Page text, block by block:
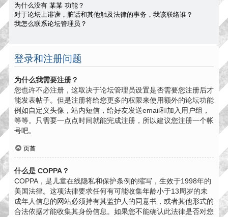
为什么没有 某某 功能？
对于论坛上诽谤，脏话和其他触及法律的事务，我该联络谁？
我怎么联系论坛管理员？
登录和注册问题
为什么我需要注册？
您也许不必注册，这取决于论坛管理员设置是否需要您注册后才
能发表帖子。但是注册将给您更多的权限来使用额外的论坛功能
例如自定义头像，站内短信，给好友发送email和加入用户组，
等等。只需要一点点时间就能完成注册，所以建议您注册一个帐
号吧。
页首
什么是 COPPA？
COPPA，是儿童在线隐私和保护条例的缩写，生效于1998年的
美国法律。这项法律要求任何有可能收集年龄小于13周岁的未
成年人信息的网站必须持有其监护人的同意书，或者其他形式的
合法依据才能收集其身份信息。如果您不能确认此法律是否对您